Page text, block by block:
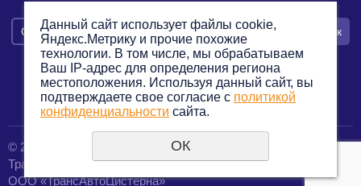
Смотреть на карте Оставить заявку Заказать звонок
Политика конфиденциальности
© 2012—2023. Все права защищены.
Транспортная компания по грузоперевозкам
ООО «ТрансАвтоЦистерна»
Данный сайт использует файлы cookie,
Яндекс.Метрику и прочие похожие
технологии. В том числе, мы обрабатываем
Ваш IP-адрес для определения региона
местоположения. Используя данный сайт, вы
подтверждаете свое согласие с политикой
конфиденциальности сайта.
ОК